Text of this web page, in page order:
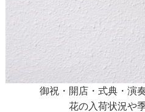
御祝・開店・式典・演
花の入荷状況や